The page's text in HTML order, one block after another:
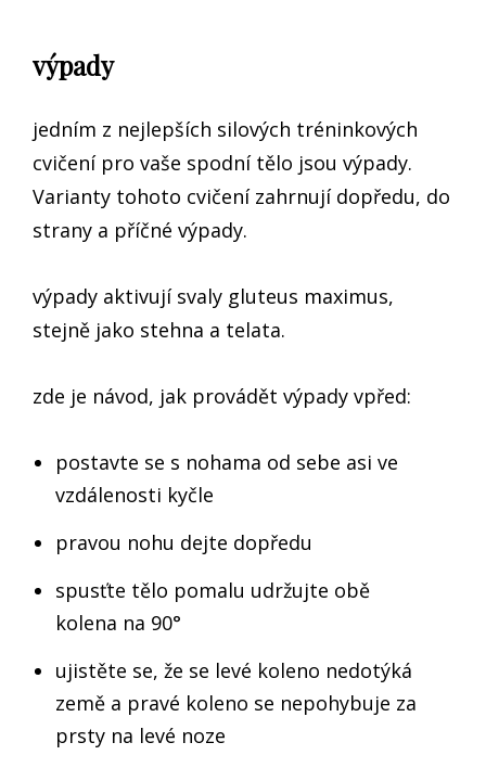
výpady
jedním z nejlepších silových tréninkových
cvičení pro vaše spodní tělo jsou výpady.
Varianty tohoto cvičení zahrnují dopředu, do
strany a příčné výpady.
výpady aktivují svaly gluteus maximus,
stejně jako stehna a telata.
zde je návod, jak provádět výpady vpřed:
postavte se s nohama od sebe asi ve
vzdálenosti kyčle
pravou nohu dejte dopředu
spusťte tělo pomalu udržujte obě
kolena na 90°
ujistěte se, že se levé koleno nedotýká
země a pravé koleno se nepohybuje za
prsty na levé noze